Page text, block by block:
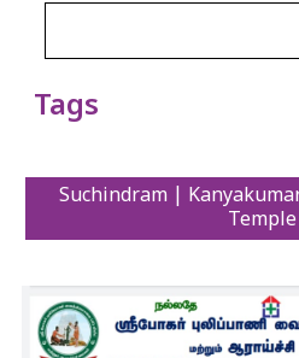
Tags
Suchindram |
Temple |